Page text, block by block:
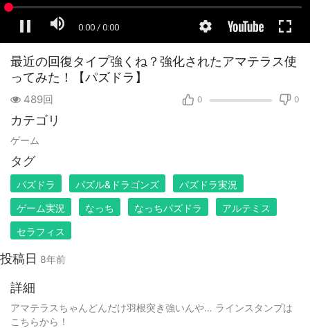
最近の回復タイプ強くね？強化されたアマテラス使
ってみた！【パズドラ】
0 0
489回
カテゴリ
ゲーム
タグ
パズドラ パズル&ドラゴンズ
パズドラ実況
ゲーム実況
なっち なっちパズドラ
アルテミス
セラフィス
投稿日 8年前
詳細
アマテラスちゃんどんだけ羽根突き強いんや… ラインスタンプは
こちらから！